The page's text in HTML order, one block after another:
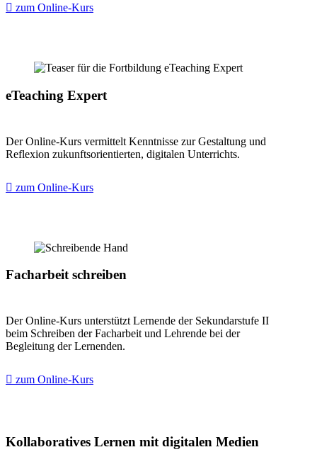
zum Online-Kurs
eTeaching Expert
Der Online-Kurs vermittelt Kenntnisse zur Gestaltung und
Reflexion zukunftsorientierten, digitalen Unterrichts.
zum Online-Kurs
Facharbeit schreiben
Der Online-Kurs unterstützt Lernende der Sekundarstufe II
beim Schreiben der Facharbeit und Lehrende bei der
Begleitung der Lernenden.
zum Online-Kurs
Kollaboratives Lernen mit digitalen Medien